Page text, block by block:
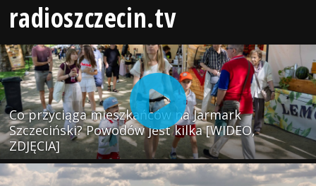
radioszczecin.tv
Co przyciąga mieszkańców na Jarmark
Szczeciński? Powodów jest kilka [WIDEO,
ZDJĘCIA]